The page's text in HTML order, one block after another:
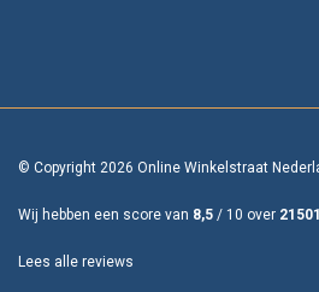
© Copyright 2026 Online Winkelstraat
Wij hebben een score van 8,5 / 10 over 21501
Lees alle reviews